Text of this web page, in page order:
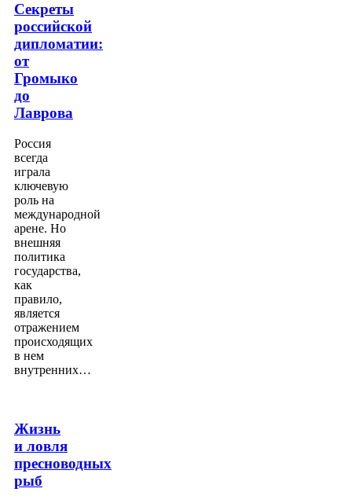
Секреты
российской
дипломатии:
от
Громыко
до
Лаврова
Россия
всегда
играла
ключевую
роль на
международной
арене. Но
внешняя
политика
государства,
как
правило,
является
отражением
происходящих
в нем
внутренних…
Жизнь
и ловля
пресноводных
рыб